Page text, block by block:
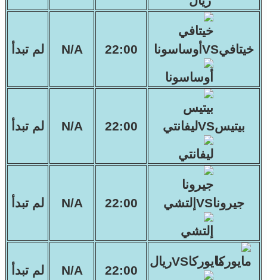
خيتافيVSأوساسونا 22:00
N/A لم تبدأ
بيتيسVSليفانتي 22:00
N/A لم تبدأ
جيروناVSإلتشي 22:00
N/A لم تبدأ
مايوركاVSريال
22:00
N/A لم تبدأ